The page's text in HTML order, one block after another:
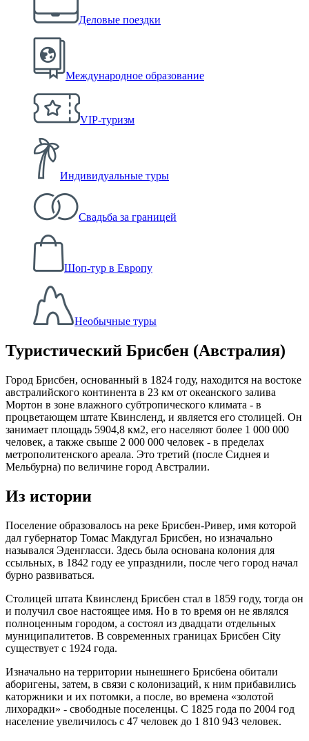
Деловые поездки
Международное образование
VIP-туризм
Индивидуальные туры
Свадьба за границей
Шоп-тур в Европу
Необычные туры
Туристический Брисбен (Австралия)
Город Брисбен, основанный в 1824 году, находится на востоке
австралийского континента в 23 км от океанского залива
Мортон в зоне влажного субтропического климата - в
процветающем штате Квинсленд, и является его столицей. Он
занимает площадь 5904,8 км2, его населяют более 1 000 000
человек, а также свыше 2 000 000 человек - в пределах
метрополитенского ареала. Это третий (после Сиднея и
Мельбурна) по величине город Австралии.
Из истории
Поселение образовалось на реке Брисбен-Ривер, имя которой
дал губернатор Томас Макдугал Брисбен, но изначально
назывался Эденгласси. Здесь была основана колония для
ссыльных, в 1842 году ее упразднили, после чего город начал
бурно развиваться.
Столицей штата Квинсленд Брисбен стал в 1859 году, тогда он
и получил свое настоящее имя. Но в то время он не являлся
полноценным городом, а состоял из двадцати отдельных
муниципалитетов. В современных границах Брисбен City
существует с 1924 года.
Изначально на территории нынешнего Брисбена обитали
аборигены, затем, в связи с колонизаций, к ним прибавились
каторжники и их потомки, а после, во времена «золотой
лихорадки» - свободные поселенцы. С 1825 года по 2004 год
население увеличилось с 47 человек до 1 810 943 человек.